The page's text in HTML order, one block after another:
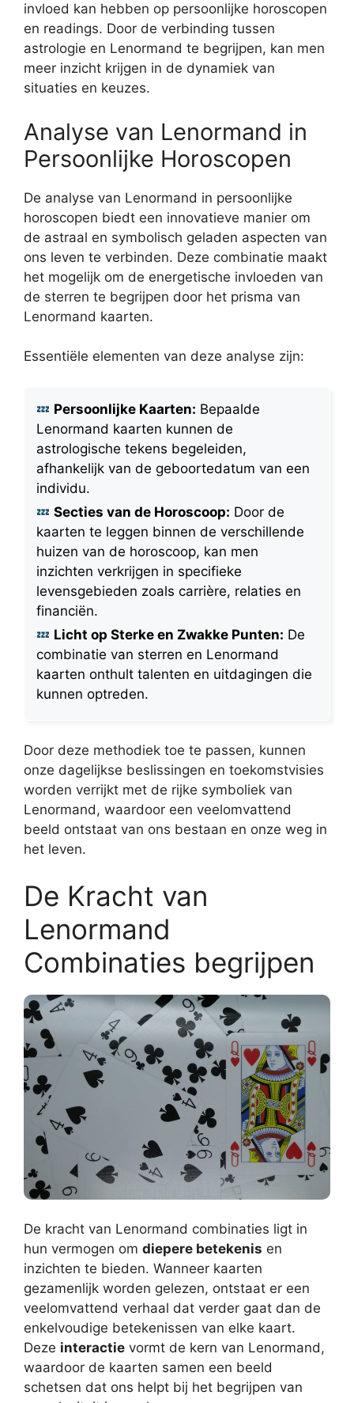
invloed kan hebben op persoonlijke horoscopen
en readings. Door de verbinding tussen
astrologie en Lenormand te begrijpen, kan men
meer inzicht krijgen in de dynamiek van
situaties en keuzes.
Analyse van Lenormand in
Persoonlijke Horoscopen
De analyse van Lenormand in persoonlijke
horoscopen biedt een innovatieve manier om
de astraal en symbolisch geladen aspecten van
ons leven te verbinden. Deze combinatie maakt
het mogelijk om de energetische invloeden van
de sterren te begrijpen door het prisma van
Lenormand kaarten.
Essentiële elementen van deze analyse zijn:
Persoonlijke Kaarten: Bepaalde
Lenormand kaarten kunnen de
astrologische tekens begeleiden,
afhankelijk van de geboortedatum van een
individu.
Secties van de Horoscoop: Door de
kaarten te leggen binnen de verschillende
huizen van de horoscoop, kan men
inzichten verkrijgen in specifieke
levensgebieden zoals carrière, relaties en
financiën.
Licht op Sterke en Zwakke Punten: De
combinatie van sterren en Lenormand
kaarten onthult talenten en uitdagingen die
kunnen optreden.
Door deze methodiek toe te passen, kunnen
onze dagelijkse beslissingen en toekomstvisies
worden verrijkt met de rijke symboliek van
Lenormand, waardoor een veelomvattend
beeld ontstaat van ons bestaan en onze weg in
het leven.
De Kracht van
Lenormand
Combinaties begrijpen
De kracht van Lenormand combinaties ligt in
hun vermogen om diepere betekenis en
inzichten te bieden. Wanneer kaarten
gezamenlijk worden gelezen, ontstaat er een
veelomvattend verhaal dat verder gaat dan de
enkelvoudige betekenissen van elke kaart.
Deze interactie vormt de kern van Lenormand,
waardoor de kaarten samen een beeld
schetsen dat ons helpt bij het begrijpen van